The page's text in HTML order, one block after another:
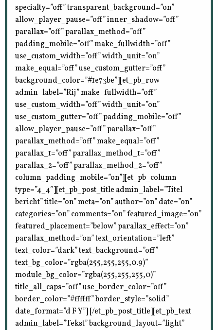
specialty=”off” transparent_background=”on”
allow_player_pause=”off” inner_shadow=”off”
parallax=”off” parallax_method=”off”
padding_mobile=”off” make_fullwidth=”off”
use_custom_width=”off” width_unit=”on”
make_equal=”off” use_custom_gutter=”off”
background_color=”#1e73be”][et_pb_row
admin_label=”Rij” make_fullwidth=”off”
use_custom_width=”off” width_unit=”on”
use_custom_gutter=”off” padding_mobile=”off”
allow_player_pause=”off” parallax=”off”
parallax_method=”off” make_equal=”off”
parallax_1=”off” parallax_method_1=”off”
parallax_2=”off” parallax_method_2=”off”
column_padding_mobile=”on”][et_pb_column
type=”4_4″][et_pb_post_title admin_label=”Titel
bericht” title=”on” meta=”on” author=”on” date=”on”
categories=”on” comments=”on” featured_image=”on”
featured_placement=”below” parallax_effect=”on”
parallax_method=”on” text_orientation=”left”
text_color=”dark” text_background=”off”
text_bg_color=”rgba(255,255,255,0.9)”
module_bg_color=”rgba(255,255,255,0)”
title_all_caps=”off” use_border_color=”off”
border_color=”#ffffff” border_style=”solid”
date_format=”d F Y”] [/et_pb_post_title][et_pb_text
admin_label=”Tekst” background_layout=”light”